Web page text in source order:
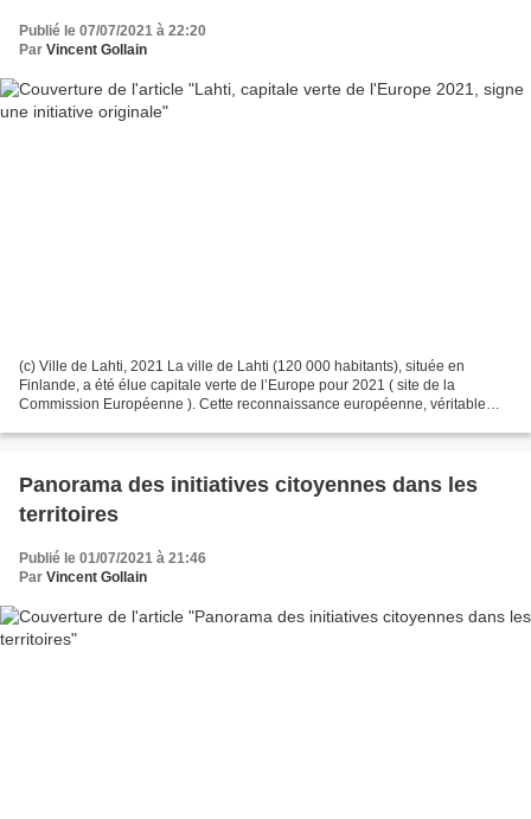
Publié le 07/07/2021 à 22:20
Par Vincent Gollain
(c) Ville de Lahti, 2021 La ville de Lahti (120 000 habitants), située en
Finlande, a été élue capitale verte de l’Europe pour 2021 ( site de la
Commission Européenne ). Cette reconnaissance européenne, véritable
Panorama des initiatives citoyennes dans les
territoires
Publié le 01/07/2021 à 21:46
Par Vincent Gollain